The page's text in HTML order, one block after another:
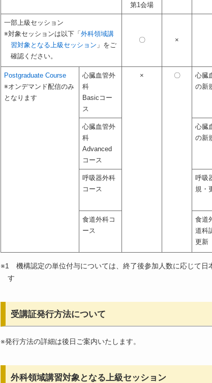
第1会場
一部上級セッション
※対象セッションは以下「外科領域講
習対象となる上級セッション 」をご
確認ください。
〇 ×
Postgraduate Course
※オンデマンド配信のみ
となります
心臓血管外
科
Basicコー
ス
× 〇
心臓
の新
心臓血管外
科
Advanced
コース
心臓
の新
呼吸器外科
コース
呼吸
規・
食道外科コ
ース
食道
道科
更新
※1 機構認定の単位付与については、終了後参加人数に応じて日
す
受講証発行方法について
※発行方法の詳細は後日ご案内いたします。
外科領域講習対象となる上級セッション